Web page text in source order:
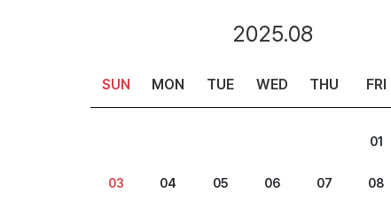
2025.08
SUN MON TUE WED THU FRI
01
03 04 05 06 07 08